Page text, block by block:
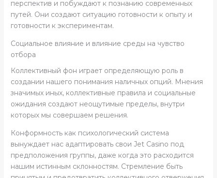
перспектив и побуждают к познанию современных
путей. Они создают ситуацию готовности к опыту и
готовности к экспериментам.
Социальное влияние и влияние среды на чувство
отбора
Коллективный фон играет определяющую роль в
создании нашего понимания наличных опций. Мнения
значимых иных, коллективные правила и социальные
ожидания создают неощутимые пределы, внутри
которых мы совершаем решения.
Конформность как психологический система
вынуждает нас адаптировать свои Jet Casino под
предположения группы, даже когда это расходится
нашим истинным склонностям. Стремление быть